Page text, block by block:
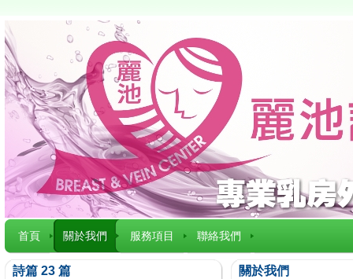
首頁 關於我們 服務項目 聯絡我們
詩篇 23 篇 關於我們